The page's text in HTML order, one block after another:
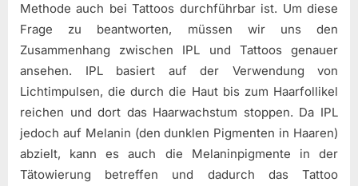
Methode auch bei Tattoos durchführbar ist. Um diese
Frage zu beantworten, müssen wir uns den
Zusammenhang zwischen IPL und Tattoos genauer
ansehen. IPL basiert auf der Verwendung von
Lichtimpulsen, die durch die Haut bis zum Haarfollikel
reichen und dort das Haarwachstum stoppen. Da IPL
jedoch auf Melanin (den dunklen Pigmenten in Haaren)
abzielt, kann es auch die Melaninpigmente in der
Tätowierung betreffen und dadurch das Tattoo